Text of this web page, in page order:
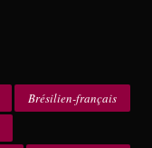
Brésilien-français